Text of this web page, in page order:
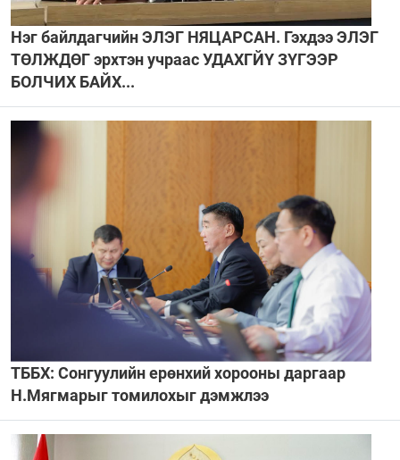
Нэг байлдагчийн ЭЛЭГ НЯЦАРСАН. Гэхдээ ЭЛЭГ
ТӨЛЖДӨГ эрхтэн учраас УДАХГЙҮ ЗҮГЭЭР
БОЛЧИХ БАЙХ...
ТББХ: Сонгуулийн ерөнхий хорооны даргаар
Н.Мягмарыг томилохыг дэмжлээ